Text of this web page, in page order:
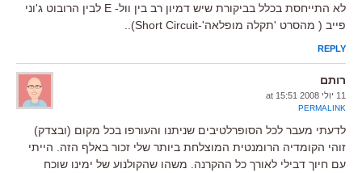
לא התייחסת בכלל בביקורת שיש דמיון רב בין וול- E לבין הרובוט ג'וני
פייב ( מהסרט 'תקלה מופלאה'-Short Circuit)..
REPLY
רותם
11 יולי 2008 at 15:51
PERMALINK
לדעתי מעבר לכל הסופרלטיבים שניתנו והעורפו בכל מקום (ובצדק)
זוהי הקומדיה הרומנטית המוצלחת ביותר שלי זכור באלף הזה. הייתי
עם חיוך דבילי לאורך כל ההקרנה. משהו שהקולנוע של ימינו שוכח